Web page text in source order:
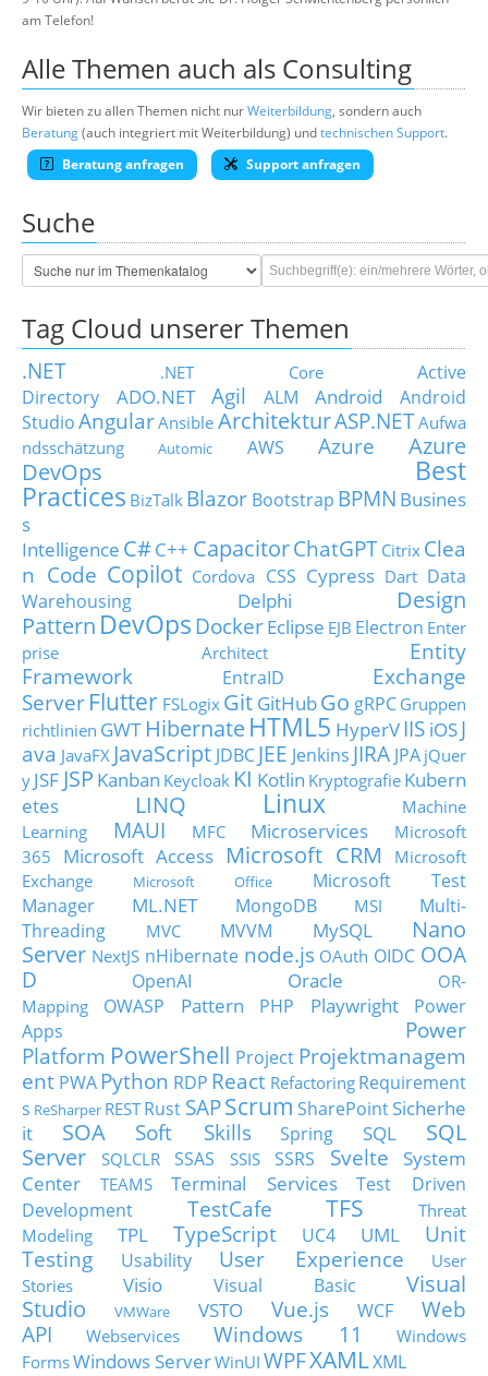
am Telefon!
Alle Themen auch als Consulting
Wir bieten zu allen Themen nicht nurWeiterbildung, sondern auch
Beratung(auch integriert mit Weiterbildung) undtechnischen Support.
Beratung anfragen
Support anfragen
Suche
Tag Cloud unserer Themen
.NET .NET Core
Active
Directory
ADO.NET Agil ALM Android
Android
StudioAngularAnsible ArchitekturASP.NETAufwa
ndsschätzung
Automic AWS Azure
Azure
DevOps
Best
Practices BizTalk Blazor Bootstrap BPMN Busines
s
Intelligence C#C++ CapacitorChatGPT Citrix Clea
n Code Copilot Cordova CSS Cypress Dart Data
Warehousing
Delphi
Design
Pattern DevOps DockerEclipse EJB Electron Enter
prise Architect
Entity
Framework
EntraID
Exchange
Server Flutter FSLogix Git GitHubGo gRPC Gruppen
richtlinien GWT HibernateHTML5 HyperVIIS iOSJ
ava JavaFX JavaScript JDBC JEE Jenkins JIRA JPA jQuer
y JSF JSP Kanban Keycloak KI Kotlin Kryptografie Kubern
etes
LINQ Linux
Machine
Learning
MAUI MFC Microservices
Microsoft
365
Microsoft Access Microsoft CRM
Microsoft
Exchange
Microsoft Office
Microsoft Test
Manager
ML.NET MongoDB MSI
Multi-
Threading
MVC MVVM MySQL
Nano
Server NextJS nHibernate node.js OAuth OIDC OOA
D
OpenAI Oracle
OR-
Mapping
OWASP Pattern PHP Playwright
Power
Apps
Power
Platform PowerShell Project Projektmanagem
ent PWA Python RDP React Refactoring Requirement
s ReSharper RESTRust SAPScrum SharePointSicherhe
it
SOA Soft Skills Spring SQL
SQL
Server
SQLCLR SSAS SSIS SSRS Svelte
System
Center
TEAMS Terminal Services
Test Driven
Development
TestCafe TFS
Threat
Modeling
TPL TypeScript UC4 UML
Unit
Testing
Usability User Experience
User
Stories
Visio Visual Basic
Visual
Studio
VMWare VSTO Vue.js WCF
Web
API
Webservices Windows 11
Windows
FormsWindows ServerWinUI WPFXAMLXML